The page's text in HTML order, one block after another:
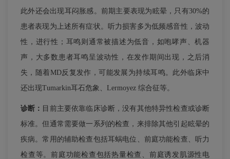
此外还会出现耳闷胀感。前期主要表现为眩晕，只有30%的
患者表现为上述所有症状。听力损害多为低频感音性，波动
性，进行性；耳鸣则通常被描述为低音，如咆哮声、机器
声，大多数患者耳鸣呈波动性，在发作期间出现，之后消
失，随着MD反复发作，可能发展为持续耳鸣。此外临床中
还出现Tumarkin耳石危象、Lermoyez 综合征等。
诊断： 目前主要依靠临床诊断，没有其他特异性检查或诊断
标准。但通常需要做一系列的检查，来排除其他引起眩晕的
疾病。常用的辅助检查包括耳蜗电位、前庭功能检查、听力
检查等。前庭功能检查包括热量检查、前庭诱发肌源性电